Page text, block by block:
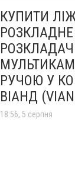
КУПИТИ
РОЗКЛАДНЕ
РУЧОЮ У
ВІАНД
18:56, 5 серпня